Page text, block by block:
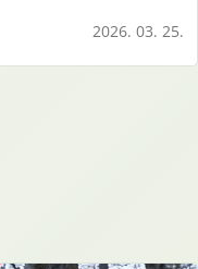
2026. 03. 25.